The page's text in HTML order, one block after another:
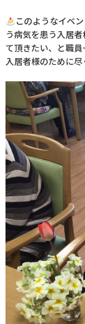
このようなイベ
う病気を患う入居
て頂きたい、と職員
入居者様のために尽